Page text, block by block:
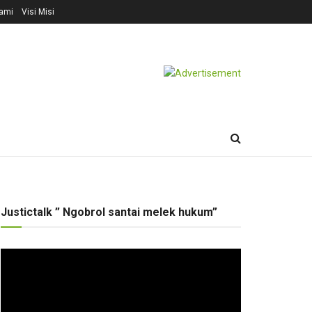
Visi Misi
Justictalk ” Ngobrol santai melek hukum”